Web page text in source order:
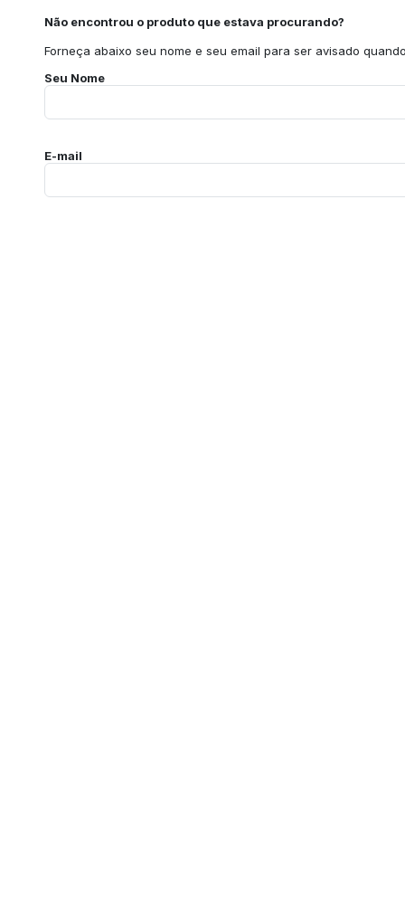
Não encontrou o produto que estava procurando?
Forneça abaixo seu nome e seu email para ser avisado
Seu Nome
E-mail